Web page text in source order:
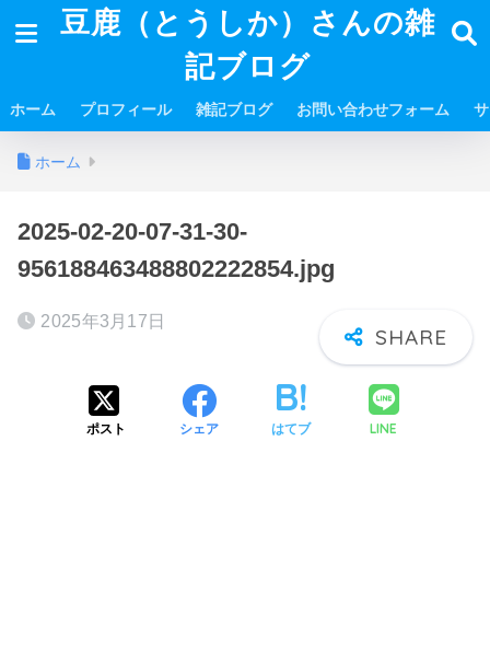
豆鹿（とうしか）さんの雑
記ブログ
ホーム プロフィール 雑記ブログ お問い合わせフォーム
ホーム
2025-02-20-07-31-30-
956188463488802222854.jpg
2025年3月17日
ポスト シェア はてブ LINE